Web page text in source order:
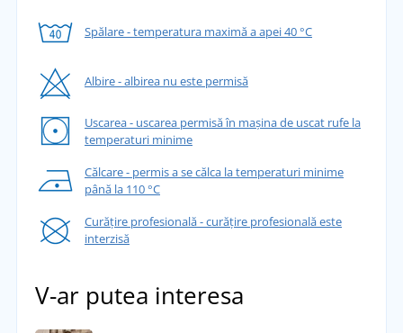
Spălare - temperatura maximă a apei 40 °C
Albire - albirea nu este permisă
Uscarea - uscarea permisă în mașina de uscat rufe la
temperaturi minime
Călcare - permis a se călca la temperaturi minime
până la 110 °C
Curățire profesională - curățire profesională este
interzisă
V-ar putea interesa